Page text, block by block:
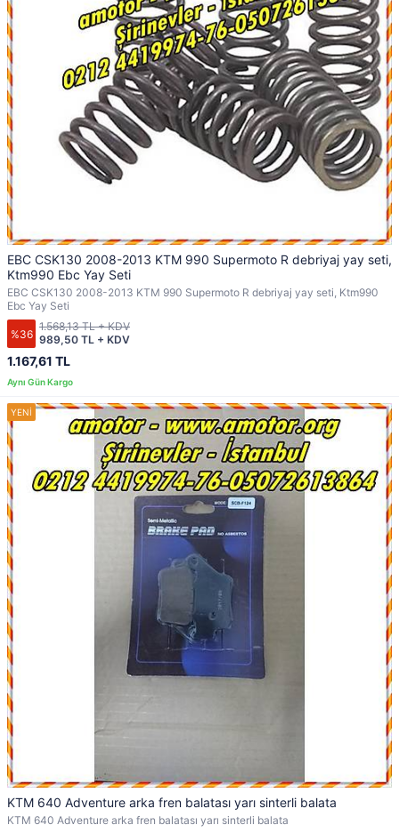
EBC CSK130 2008-2013 KTM 990 Supermoto R debriyaj yay seti,
Ktm990 Ebc Yay Seti
EBC CSK130 2008-2013 KTM 990 Supermoto R debriyaj yay seti, Ktm990
Ebc Yay Seti
%36
1.167,61 TL
989,50 TL + KDV
1.568,13 TL + KDV
KTM 640 Adventure arka fren balatası yarı sinterli balata
KTM 640 Adventure arka fren balatası yarı sinterli balata